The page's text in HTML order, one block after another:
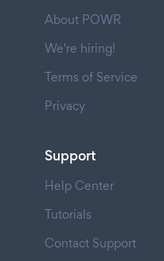
About POWR
We're hiring!
Terms of Service
Privacy
Support
Help Center
Tutorials
Contact Support